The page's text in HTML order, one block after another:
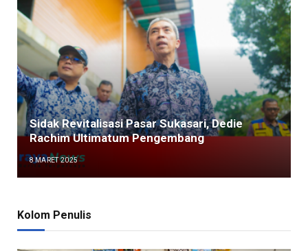
Sidak Revitalisasi Pasar Sukasari, Dedie
Rachim Ultimatum Pengembang
8 MARET 2025
Kolom Penulis